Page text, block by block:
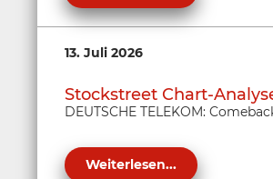
13. Juli 2026
Stockstreet Chart-
DEUTSCHE TELEKOM:
Weiterlesen...